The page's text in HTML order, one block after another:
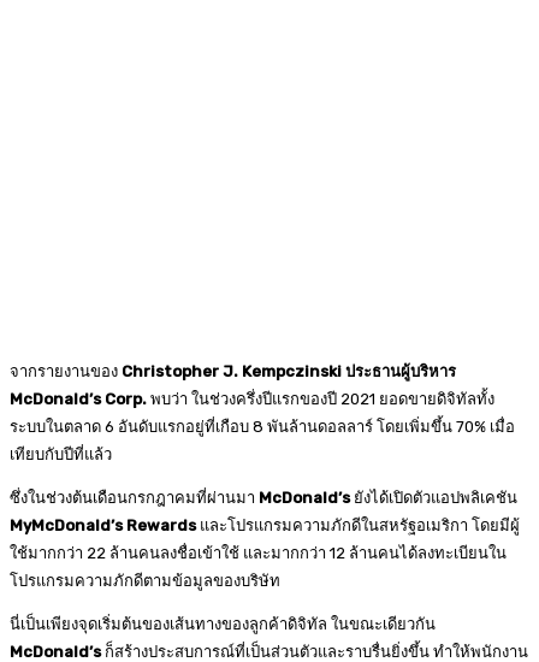
จากรายงานของ Christopher J. Kempczinski ประธานผู้บริหาร
McDonald’s Corp. พบว่า ในช่วงครึ่งปีแรกของปี 2021 ยอดขายดิจิทัลทั้ง
ระบบในตลาด 6 อันดับแรกอยู่ที่เกือบ 8 พันล้านดอลลาร์ โดยเพิ่มขึ้น 70% เมื่อ
เทียบกับปีที่แล้ว
ซึ่งในช่วงต้นเดือนกรกฎาคมที่ผ่านมา McDonald’sยังได้เปิดตัวแอปพลิเคชัน
MyMcDonald’s Rewardsและโปรแกรมความภักดีในสหรัฐอเมริกา โดยมีผู้
ใช้มากกว่า 22 ล้านคนลงชื่อเข้าใช้ และมากกว่า 12 ล้านคนได้ลงทะเบียนใน
โปรแกรมความภักดีตามข้อมูลของบริษัท
นี่เป็นเพียงจุดเริ่มต้นของเส้นทางของลูกค้าดิจิทัล ในขณะเดียวกัน
McDonald’sก็สร้างประสบการณ์ที่เป็นส่วนตัวและราบรื่นยิ่งขึ้น ทำให้พนักงาน